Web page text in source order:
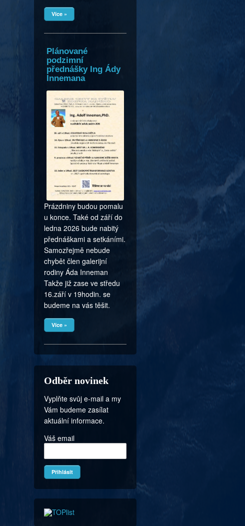
Více »
Plánované
podzimní
přednášky Ing Ády
Innemana
Prázdniny budou pomalu
u konce. Také od září do
ledna 2026 bude nabitý
přednáškami a setkáními.
Samozřejmě nebude
chybět člen galerijní
rodiny Áda Inneman
Takže již zase ve středu
16.září v 19hodin. se
budeme na vás těšit.
Více »
Odběr novinek
Vyplňte svůj e-mail a my
Vám budeme zasílat
aktuální informace.
Váš email